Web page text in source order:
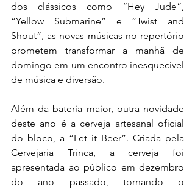
dos clássicos como “Hey Jude”,
“Yellow Submarine” e “Twist and
Shout”, as novas músicas no repertório
prometem transformar a manhã de
domingo em um encontro inesquecível
de música e diversão.
Além da bateria maior, outra novidade
deste ano é a cerveja artesanal oficial
do bloco, a “Let it Beer”. Criada pela
Cervejaria Trinca, a cerveja foi
apresentada ao público em dezembro
do ano passado, tornando o